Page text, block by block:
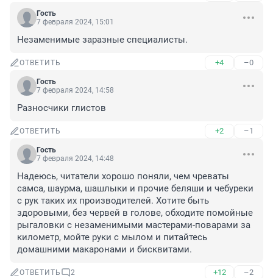
Гость
7 февраля 2024, 15:01
Незаменимые заразные специалисты.
ОТВЕТИТЬ +4 –0
Гость
7 февраля 2024, 14:58
Разносчики глистов
ОТВЕТИТЬ +2 –1
Гость
7 февраля 2024, 14:48
Надеюсь, читатели хорошо поняли, чем чреваты
самса, шаурма, шашлыки и прочие беляши и чебуреки
с рук таких их производителей. Хотите быть
здоровыми, без червей в голове, обходите помойные
рыгаловки с незаменимыми мастерами-поварами за
километр, мойте руки с мылом и питайтесь
домашними макаронами и бисквитами.
ОТВЕТИТЬ 2 +12 –2